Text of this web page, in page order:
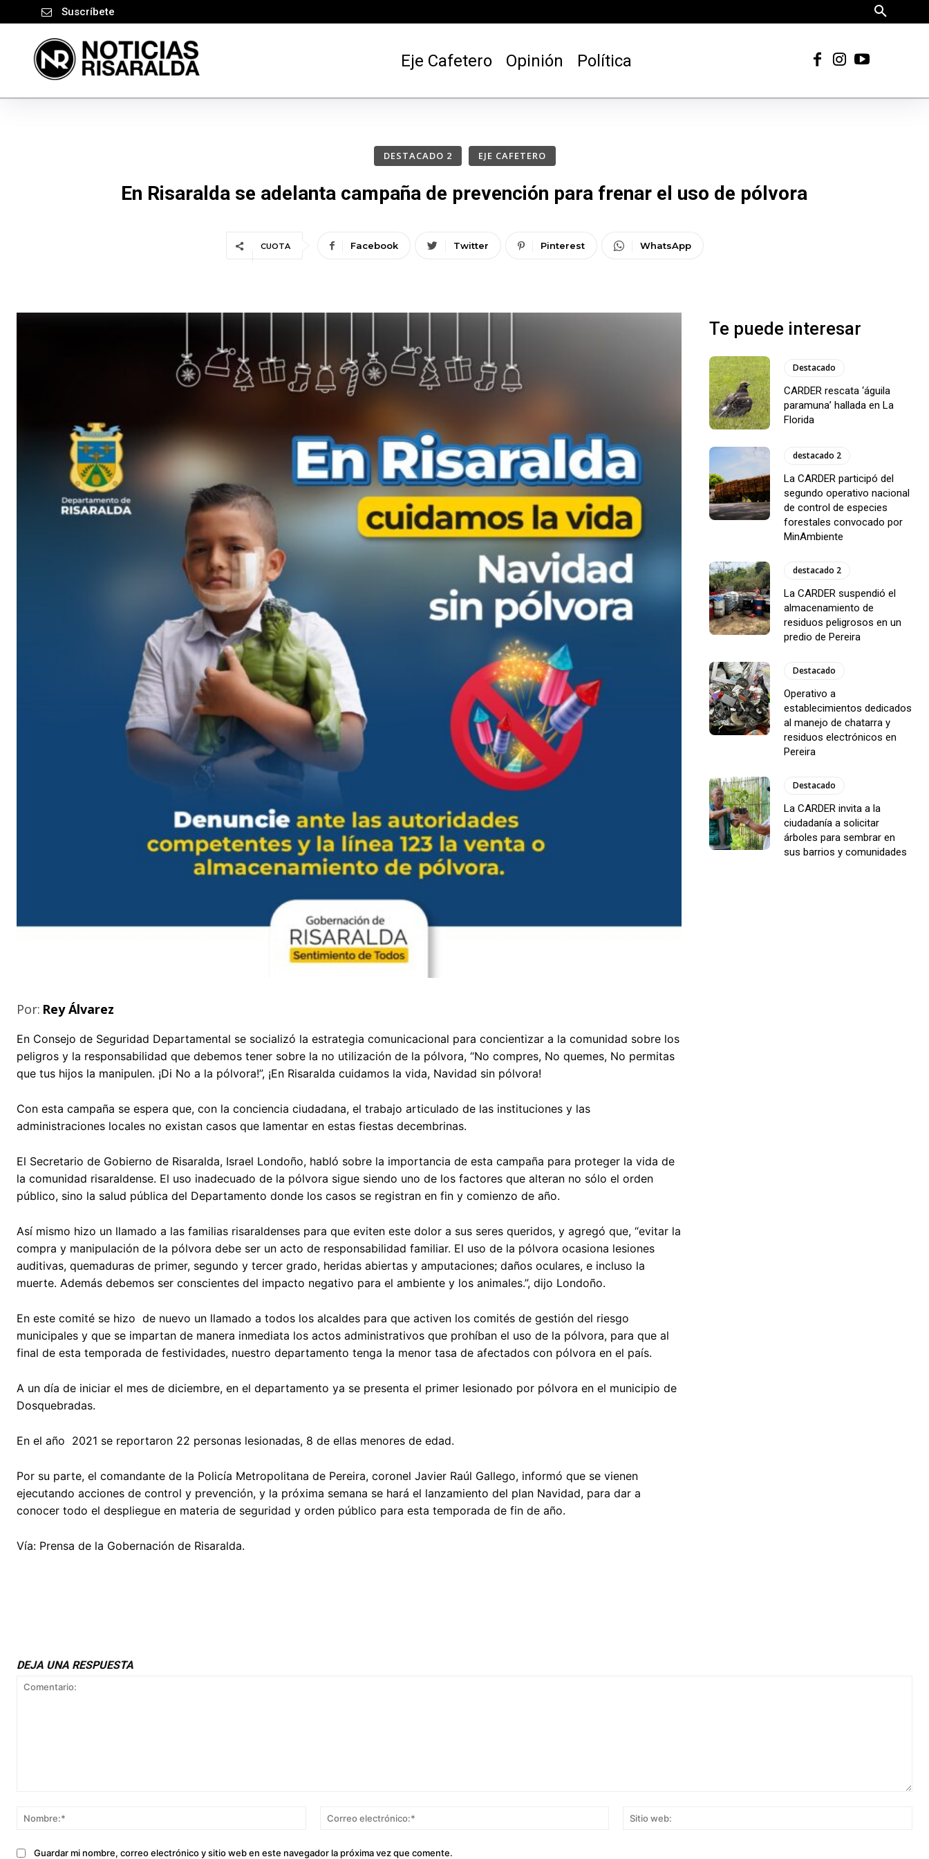
Suscríbete
Eje Cafetero Opinión Política
DESTACADO 2 EJE CAFETERO
En Risaralda se adelanta campaña de prevención para frenar el uso de pólvora
CUOTA Facebook Twitter Pinterest WhatsApp
Por: Rey Álvarez
En Consejo de Seguridad Departamental se socializó la estrategia comunicacional para concientizar a la comunidad sobre los
peligros y la responsabilidad que debemos tener sobre la no utilización de la pólvora, “No compres, No quemes, No permitas
que tus hijos la manipulen. ¡Di No a la pólvora!”, ¡En Risaralda cuidamos la vida, Navidad sin pólvora!
Con esta campaña se espera que, con la conciencia ciudadana, el trabajo articulado de las instituciones y las
administraciones locales no existan casos que lamentar en estas fiestas decembrinas.
El Secretario de Gobierno de Risaralda, Israel Londoño, habló sobre la importancia de esta campaña para proteger la vida de
la comunidad risaraldense. El uso inadecuado de la pólvora sigue siendo uno de los factores que alteran no sólo el orden
público, sino la salud pública del Departamento donde los casos se registran en fin y comienzo de año.
Así mismo hizo un llamado a las familias risaraldenses para que eviten este dolor a sus seres queridos, y agregó que, “evitar la
compra y manipulación de la pólvora debe ser un acto de responsabilidad familiar. El uso de la pólvora ocasiona lesiones
auditivas, quemaduras de primer, segundo y tercer grado, heridas abiertas y amputaciones; daños oculares, e incluso la
muerte. Además debemos ser conscientes del impacto negativo para el ambiente y los animales.”, dijo Londoño.
En este comité se hizo de nuevo un llamado a todos los alcaldes para que activen los comités de gestión del riesgo
municipales y que se impartan de manera inmediata los actos administrativos que prohíban el uso de la pólvora, para que al
final de esta temporada de festividades, nuestro departamento tenga la menor tasa de afectados con pólvora en el país.
A un día de iniciar el mes de diciembre, en el departamento ya se presenta el primer lesionado por pólvora en el municipio de
Dosquebradas.
En el año 2021 se reportaron 22 personas lesionadas, 8 de ellas menores de edad.
Por su parte, el comandante de la Policía Metropolitana de Pereira, coronel Javier Raúl Gallego, informó que se vienen
ejecutando acciones de control y prevención, y la próxima semana se hará el lanzamiento del plan Navidad, para dar a
conocer todo el despliegue en materia de seguridad y orden público para esta temporada de fin de año.
Vía: Prensa de la Gobernación de Risaralda.
Te puede interesar
Destacado
CARDER rescata ‘águila
paramuna’ hallada en La
Florida
destacado 2
La CARDER participó del
segundo operativo nacional
de control de especies
forestales convocado por
MinAmbiente
destacado 2
La CARDER suspendió el
almacenamiento de
residuos peligrosos en un
predio de Pereira
Destacado
Operativo a
establecimientos dedicados
al manejo de chatarra y
residuos electrónicos en
Pereira
Destacado
La CARDER invita a la
ciudadanía a solicitar
árboles para sembrar en
sus barrios y comunidades
DEJA UNA RESPUESTA
Nombre:*
Correo
Guardar mi nombre, correo electrónico y sitio web en este navegador la próxima vez que comente.